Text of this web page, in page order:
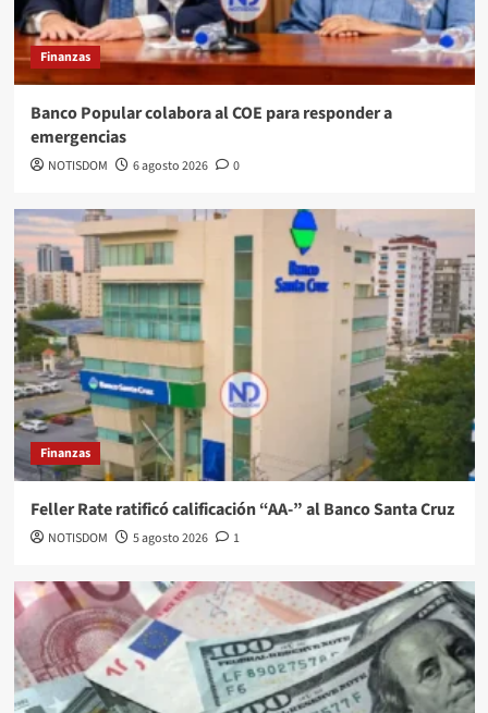
Finanzas
Banco Popular colabora al COE para responder a
emergencias
NOTISDOM 6 agosto 2026 0
Finanzas
Feller Rate ratificó calificación “AA-” al Banco Santa Cruz
NOTISDOM 5 agosto 2026 1